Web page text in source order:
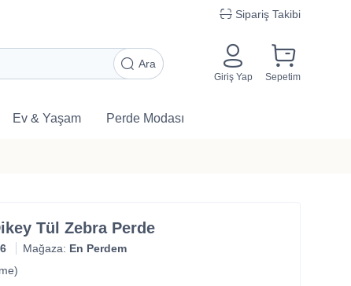
Sipariş Takibi
Giriş Yap Sepetim
Ara
Ev & Yaşam Perde Modası
Tül Zebra Perde
Mağaza: En Perdem